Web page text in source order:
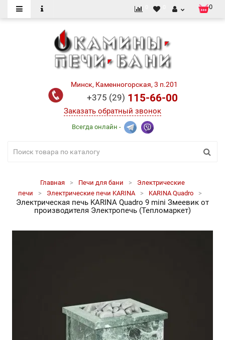
0
Минск, Каменногорская, 3 п.201
+375 (29) 115-66-00
Заказать обратный звонок
Всегда онлайн -
Главная Печи для бани
Электрические
печи
Электрические печи KARINA KARINA Quadro
Электрическая печь KARINA Quadro 9 mini Змеевик от
производителя Электропечь (Тепломаркет)